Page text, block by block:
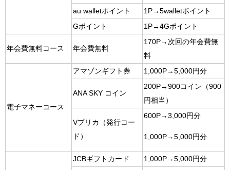
au walletポイント
1P→5walletポイント
Gポイント
1P→4Gポイント
年会費無料コース 年会費無料
170P→次回の年会費無
料
電子マネーコース
アマゾンギフト券 1,000P→5,000円分
ANA SKY コイン
200P→900コイン（900
円相当）
Vプリカ（発行コー
ド）
600P→3,000円分
1,000P→5,000円分
JCBギフトカード
1,000P→5,000円分